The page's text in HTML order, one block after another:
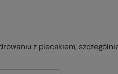
z plecakiem,